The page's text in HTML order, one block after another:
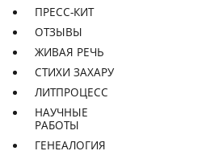
ПРЕСС-КИТ
ОТЗЫВЫ
ЖИВАЯ РЕЧЬ
СТИХИ ЗАХАРУ
ЛИТПРОЦЕСС
НАУЧНЫЕ
РАБОТЫ
ГЕНЕАЛОГИЯ